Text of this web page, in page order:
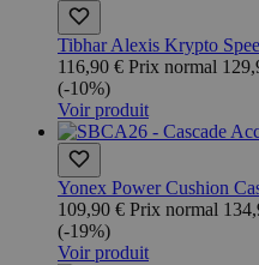
Tibhar Alexis Krypto
116,90 € Prix normal
(-10%)
Voir produit
Yonex Power Cushion
109,90 € Prix normal
(-19%)
Voir produit